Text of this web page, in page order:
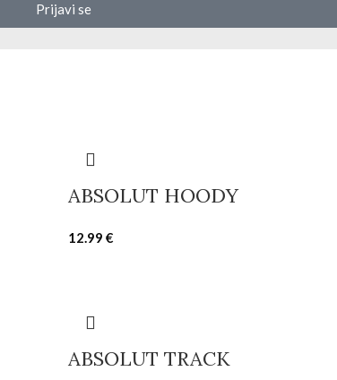
Prijavi se
ABSOLUT HOODY
12.99 €
ABSOLUT TRACK